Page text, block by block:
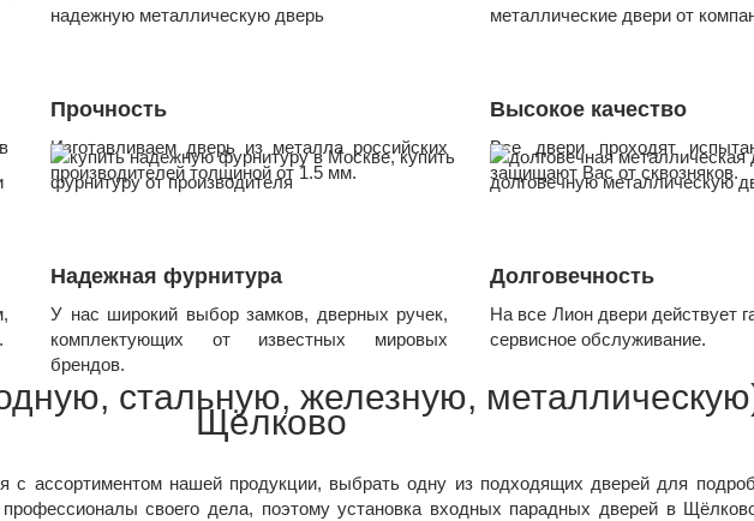
Прочность
Изготавливаем дверь из металла российских
производителей толщиной от 1.5 мм.
Высокое качество
Все двери проходят
защищают Вас от сквозняков.
Надежная фурнитура
У нас широкий выбор замков, дверных ручек,
комплектующих от известных мировых
брендов.
Долговечность
На все Лион двери действует
сервисное обслуживание.
стальную, железную,
Щёлково
с ассортиментом нашей продукции, выбрать одну из подходящих дверей для
своего дела, поэтому установка входных парадных дверей в